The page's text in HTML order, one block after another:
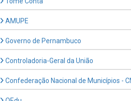
AMUPE
Governo de Pernambuco
Controladoria-Geral da União
Confederação Nacional de Municípios -